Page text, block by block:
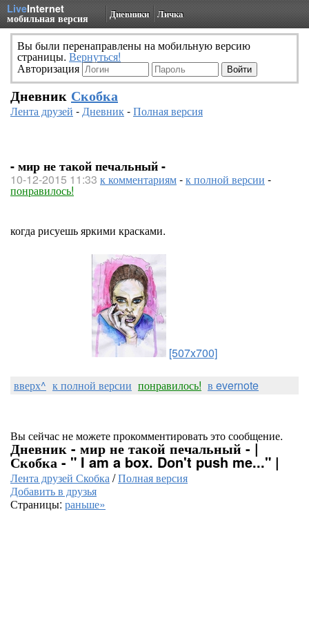
LiveInternet
мобильная версия Дневники Личка
Вы были перенаправлены на мобильную версию
страницы. Вернуться!
Авторизация
Дневник Скобка
Лента друзей -Дневник-Полная версия
- мир не такой печальный -
10-12-2015 11:33 к комментариям-к полной версии -
понравилось!
когда рисуешь яркими красками.
[507x700]
вверх^ к полной версии понравилось! в evernote
Вы сейчас не можете прокомментировать это сообщение.
Дневник - мир не такой печальный - |
Скобка - " I am a box. Don't push me..." |
Лента друзей Скобка/Полная версия
Добавить в друзья
Страницы: раньше»